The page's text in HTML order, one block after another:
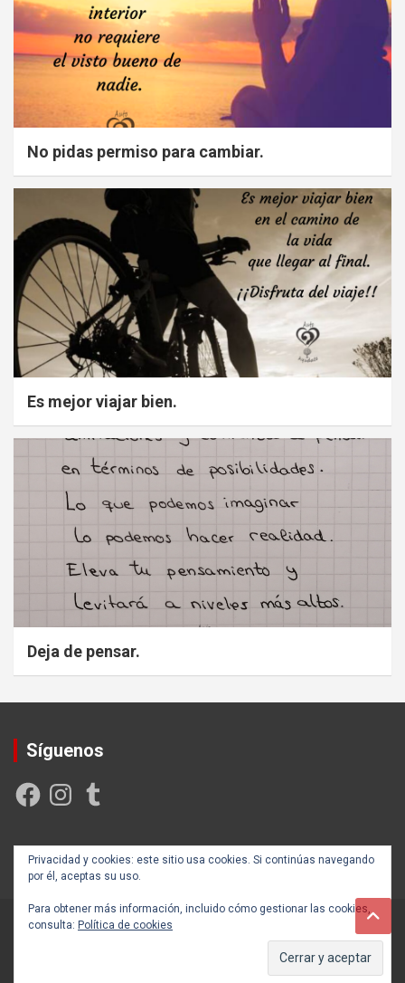
No pidas permiso para cambiar.
Es mejor viajar bien.
Deja de pensar.
Síguenos
FacebookInstagramTumblr
Privacidad y cookies: este sitio usa cookies. Si continúas navegando
por él, aceptas su uso.
Para obtener más información, incluido cómo gestionar las cookies,
consulta: Política de cookies
Creada y posicionada por Rogama Informática
Autoayúdate